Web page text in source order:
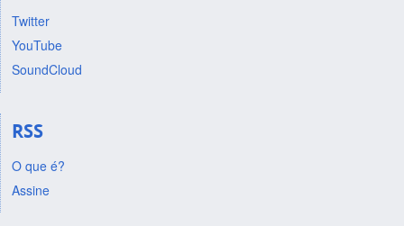
Twitter
YouTube
SoundCloud
RSS
O que é?
Assine